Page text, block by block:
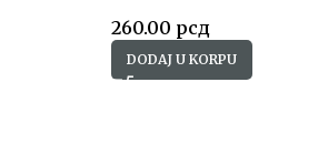
260.00 рсд
DODAJ U KORPU